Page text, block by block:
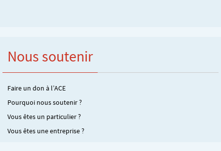
Nous soutenir
Faire un don à l’ACE
Pourquoi nous soutenir ?
Vous êtes un particulier ?
Vous êtes une entreprise ?